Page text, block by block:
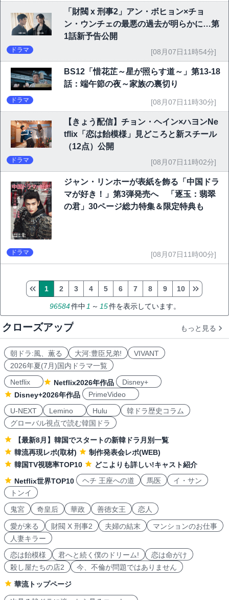
「財閥 x 刑事2」アン・ボヒョン×チョ
ン・ウンチェの最悪の過去が明らかに…第
1話新予告公開
ドラマ [08月07日11時54分]
BS12「惜花芷～星が照らす道～」第13-18
話：端午節の夜～家族の裏切り
ドラマ [08月07日11時30分]
【きょう配信】チョン・ヘイン×ハヨンNe
tflix「恋は飴模様」見どころと新スチール
（12点）公開
ドラマ [08月07日11時02分]
ジャン・リンホーが表紙を飾る「中国ドラ
マが好き！」第3弾発売へ 「逐玉：翡翠
の君」30ページ総力特集＆限定特典も
ドラマ [08月07日11時00分]
96584件中1 ～ 15件を表示しています。
1 2 3 4 5 6 7 8 9 10
クローズアップ もっと見る
朝ドラ:風、薫る 大河:豊臣兄弟!
VIVANT
2026年夏(7月)国内ドラマ一覧
Netflix
Netflix2026年作品
Disney+
Disney+2026年作品
PrimeVideo
U-NEXT
Lemino Hulu
韓ドラ歴史コラム
グローバル視点で読む韓国ドラ
【最新8月】韓国でスタートの新韓ドラ月別一覧
韓流再現レポ(取材)
制作発表会レポ(WEB)
韓国TV視聴率TOP10
どこよりも詳しい!キャスト紹介
Netflix世界TOP10
ヘチ 王座への道 馬医
イ・サン
トンイ
鬼宮
奇皇后 華政 善徳女王 恋人
愛が来る 財閥 X 刑事2 夫婦の結末
マンションのお仕事
人妻キラー
恋は飴模様
君へと続く僕のドリーム!
恋は命がけ
殺し屋たちの店2
今、不倫が問題ではありません
華流トップページ